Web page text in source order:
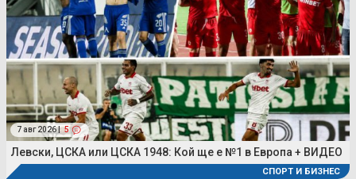
7 авг 2026 | 5
Левски, ЦСКА или ЦСКА 1948: Кой ще е №1 в Европа + ВИДЕО
СПОРТ И БИЗНЕС